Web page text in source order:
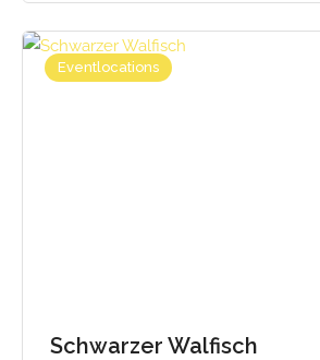
Eventlocations
Schwarzer Walfisch